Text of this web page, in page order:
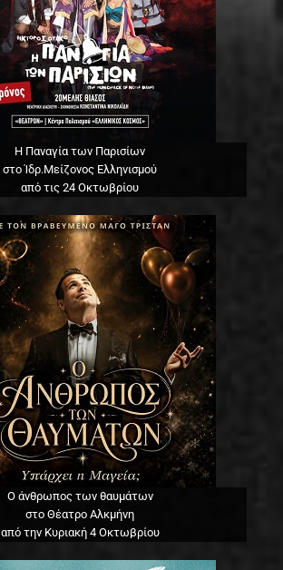
Η Παναγία των Παρισίων
στο Ίδρ.Μείζονος Ελληνισμού
από τις 24 Οκτωβρίου
Ο άνθρωπος των θαυμάτων
στο Θέατρο Αλκμήνη
από την Κυριακή 4 Οκτωβρίου